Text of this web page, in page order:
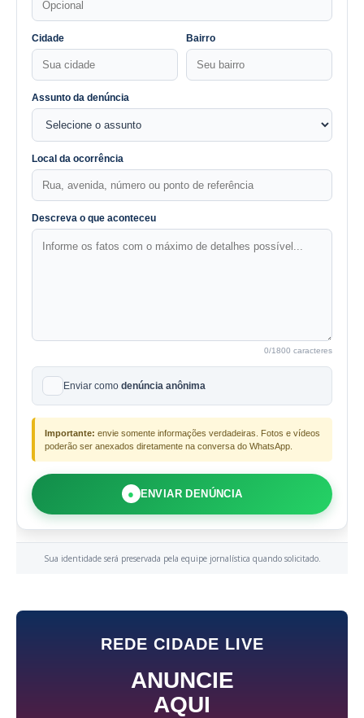
Cidade Bairro
Assunto da denúncia
Local da ocorrência
Descreva o que aconteceu
0/1800 caracteres
Enviar como denúncia anônima
Importante: envie somente informações verdadeiras. Fotos e vídeos
poderão ser anexados diretamente na conversa do WhatsApp.
● ENVIAR DENÚNCIA
Sua identidade será preservada pela equipe jornalística quando solicitado.
REDE CIDADE LIVE
ANUNCIE
AQUI